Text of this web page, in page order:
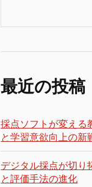
最近の投稿
採点ソフトが変える
と学習意欲向上の新
デジタル採点が切り
と評価手法の進化